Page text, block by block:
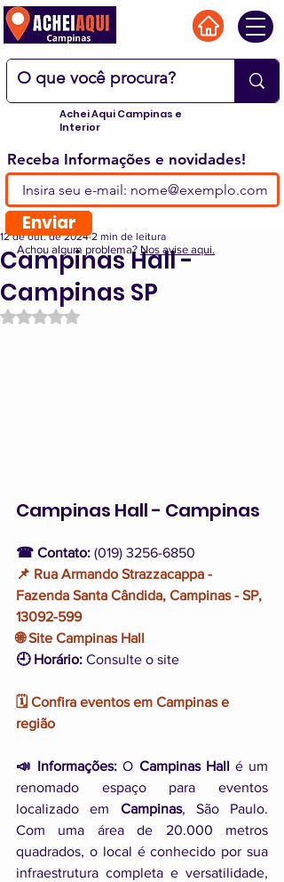
Achei Aqui Campinas e
Interior
Campinas Hall -
Campinas SP
12 de out. de 2024 2 min de leitura
Avaliado com NaN de 5 estrelas.
Campinas Hall - Campinas
☎ Contato: (019) 3256-6850
📌 Rua Armando Strazzacappa -
Fazenda Santa Cândida, Campinas - SP,
13092-599
🌐 Site Campinas Hall
🕘 Horário: Consulte o site
🗓️ Confira eventos em Campinas e
região
📣 Informações: O Campinas Hall é um
renomado espaço para eventos
localizado em Campinas, São Paulo.
Com uma área de 20.000 metros
quadrados, o local é conhecido por sua
infraestrutura completa e versatilidade,
Receba Informações e novidades!
Enviar
Achou algum problema? Nos avise aqui.